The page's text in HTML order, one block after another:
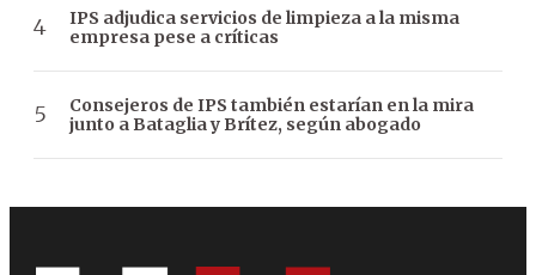
IPS adjudica servicios de limpieza a la misma
empresa pese a críticas
Consejeros de IPS también estarían en la mira
junto a Bataglia y Brítez, según abogado